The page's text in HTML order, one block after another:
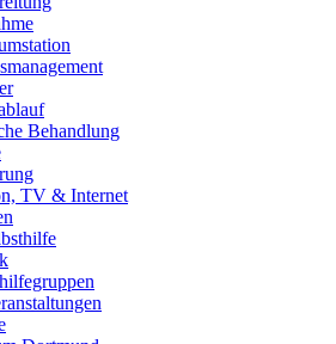
Behandlung
TV & Internet